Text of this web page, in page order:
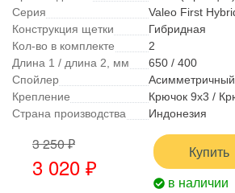
Серия
Valeo First
Конструкция щетки
Гибридная
Кол-во в комплекте
2
Длина 1 / длина 2, мм
650 / 400
Спойлер
Асимметричный
Крепление
Крючок 9x3 /
Страна производства
Индонезия
3 250 ₽
3 020 ₽
Купить
в наличии